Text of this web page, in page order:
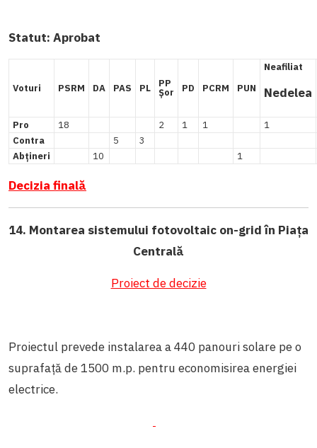
Statut: Aprobat
Voturi PSRM DA PAS PL PP
Șor PD PCRM PUN
Neafiliat
Nedelea
Pro 18 2 1 1
1
Contra
5
3
Abțineri
10 1
Decizia finală
14. Montarea sistemului fotovoltaic on-grid în Piața
Centrală
Proiect de decizie
Proiectul prevede instalarea a 440 panouri solare pe o
suprafață de 1500 m.p. pentru economisirea energiei
electrice.